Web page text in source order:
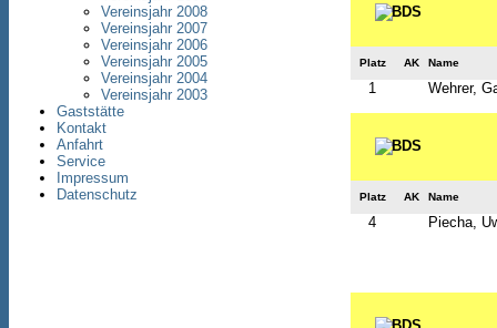
Vereinsjahr 2008
Vereinsjahr 2007
Vereinsjahr 2006
Vereinsjahr 2005
Vereinsjahr 2004
Vereinsjahr 2003
Gaststätte
Kontakt
Anfahrt
Service
Impressum
Datenschutz
Platz AK Name
1 Wehrer,
Platz AK Name
4 Piecha,